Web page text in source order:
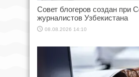
Совет блогеров создан при
журналистов Узбекистана
08.08.2026 14:10